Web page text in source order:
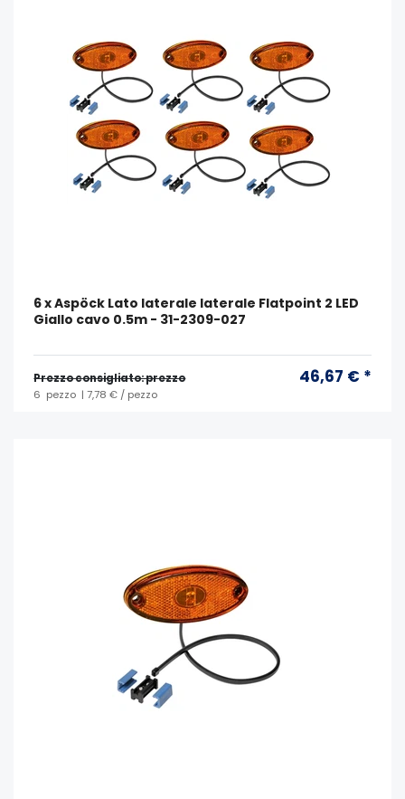
6 x Aspöck Lato laterale laterale Flatpoint 2 LED
Giallo cavo 0.5m - 31-2309-027
Prezzo consigliato: prezzo 46,67 € *
6 pezzo | 7,78 € / pezzo